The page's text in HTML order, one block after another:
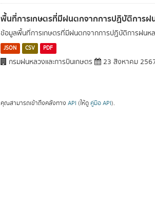
พื้นที่การเกษตรที่มีฝนตกจากการปฏิบัติการฝ
ข้อมูลพื้นที่การเกษตรที่มีฝนตกจากการปฏิบัติการฝนห
JSON CSV PDF
กรมฝนหลวงและการบินเกษตร 23 สิงหาคม
คุณสามารถเข้าถึงคลังทาง API (ให้ดู คู่มือ API).